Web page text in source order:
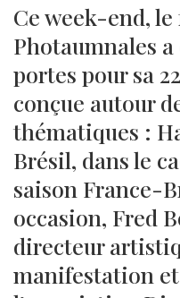
Ce week-end,
Photaumnales a
portes pour sa
conçue autour
thématiques :
Brésil, dans le
saison France-
occasion, Fred
directeur
manifestation